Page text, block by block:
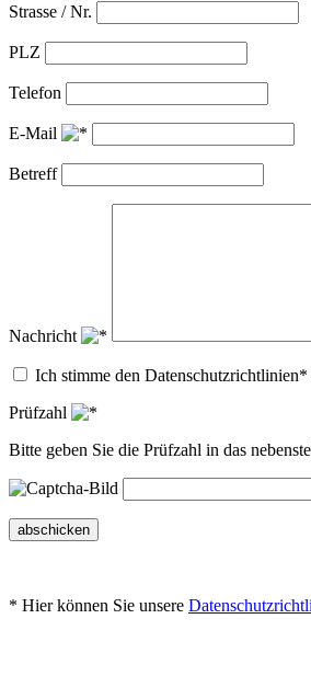
Strasse / Nr.
PLZ
Telefon
E-Mail
Betreff
Nachricht
Ich stimme den Datenschutzrichtlinien*
Prüfzahl
Bitte geben Sie die Prüfzahl in das
abschicken
* Hier können Sie unsere